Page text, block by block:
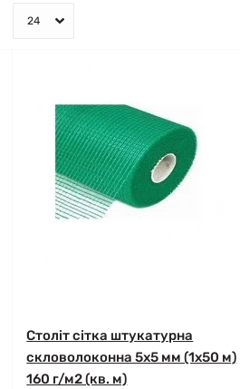
Століт сітка штукатурна
скловолоконна 5x5 мм (1x50 м)
160 г/м2 (кв. м)